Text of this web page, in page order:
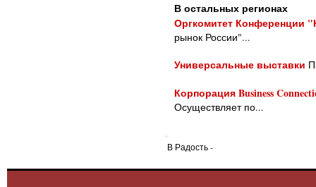
В остальных регионах
Оргкомитет Конференции
рынок России"...
Универсальные выставки
Корпорация Business
Осуществляет по...
В Радость -